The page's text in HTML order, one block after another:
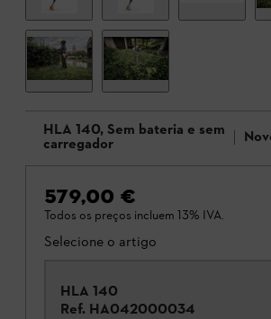
HLA 140, Sem bateria e sem
carregador
579,00 €
Todos os preços incluem 13% IVA.
Selecione o artigo
HLA 140
Ref. HA042000034